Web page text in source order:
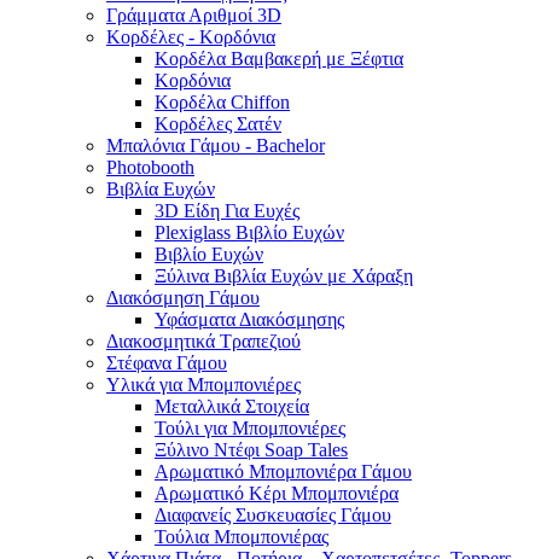
Γράμματα Αριθμοί 3D
Κορδέλες - Κορδόνια
Κορδέλα Βαμβακερή με Ξέφτια
Κορδόνια
Κορδέλα Chiffon
Κορδέλες Σατέν
Μπαλόνια Γάμου - Bachelor
Photobooth
Βιβλία Ευχών
3D Είδη Για Ευχές
Plexiglass Βιβλίο Ευχών
Βιβλίο Ευχών
Ξύλινα Βιβλία Ευχών με Χάραξη
Διακόσμηση Γάμου
Υφάσματα Διακόσμησης
Διακοσμητικά Τραπεζιού
Στέφανα Γάμου
Υλικά για Μπομπονιέρες
Μεταλλικά Στοιχεία
Τούλι για Μπομπονιέρες
Ξύλινο Ντέφι Soap Tales
Αρωματικό Μπομπονιέρα Γάμου
Αρωματικό Κέρι Μπομπονιέρα
Διαφανείς Συσκευασίες Γάμου
Τούλια Μπομπονιέρας